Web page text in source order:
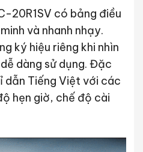
20R1SV có bảng điều
và nhanh nhạy.
ký hiệu riêng khi nhìn
dàng sử dụng. Đặc
dẫn Tiếng Việt với các
hẹn giờ, chế độ cài